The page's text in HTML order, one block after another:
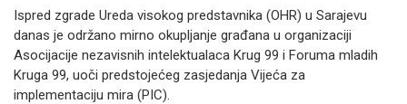
Ispred zgrade Ureda visokog predstavnika (OHR) u Sarajevu
danas je održano mirno okupljanje građana u organizaciji
Asocijacije nezavisnih intelektualaca Krug 99 i Foruma mladih
Kruga 99, uoči predstojećeg zasjedanja Vijeća za
implementaciju mira (PIC).